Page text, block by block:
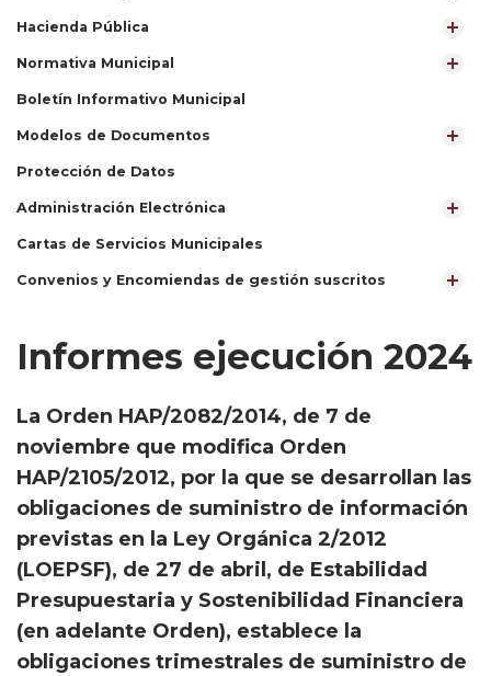
Hacienda Pública
Normativa Municipal
Boletín Informativo Municipal
Modelos de Documentos
Protección de Datos
Administración Electrónica
Cartas de Servicios Municipales
Convenios y Encomiendas de gestión suscritos
Informes ejecución 2024
La Orden HAP/2082/2014, de 7 de
noviembre que modifica Orden
HAP/2105/2012, por la que se desarrollan las
obligaciones de suministro de información
previstas en la Ley Orgánica 2/2012
(LOEPSF), de 27 de abril, de Estabilidad
Presupuestaria y Sostenibilidad Financiera
(en adelante Orden), establece la
obligaciones trimestrales de suministro de